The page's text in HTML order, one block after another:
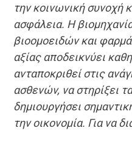
την κοινωνική συνοχή
ασφάλεια. Η
βιοομοειδών και
αξίας αποδεικνύει
ανταποκριθεί στις
ασθενών, να στηρίξει
δημιουργήσει
την οικονομία. Για να